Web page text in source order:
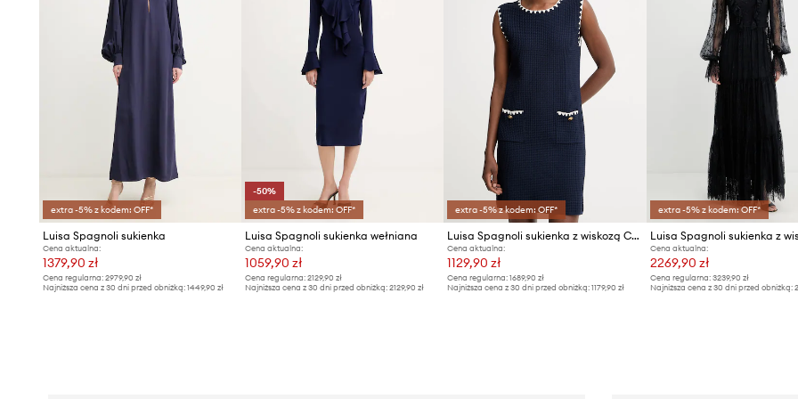
extra -5% z kodem: OFF*
Luisa Spagnoli sukienka
Cena aktualna:
1379,90 zł
Cena regularna: 2979,90 zł
Najniższa cena z 30 dni przed obniżką: 1449,90 zł
-50%
extra -5% z kodem: OFF*
Luisa Spagnoli sukienka wełniana
Cena aktualna:
1059,90 zł
Cena regularna:2129,90 zł
Najniższa cena z 30 dni przed obniżką:2129,90 zł
extra -5% z kodem: OFF*
Luisa Spagnoli sukienka z wiskozą Corriera
Cena aktualna:
1129,90 zł
Cena regularna: 1689,90 zł
Najniższa cena z 30 dni przed obniżką: 1179,90 zł
extra -5% z kodem: OFF*
Cena aktualna:
2269,90 zł
Cena regularna: 3239,90 zł
Najniższa cena z 30 dni przed obniżką: